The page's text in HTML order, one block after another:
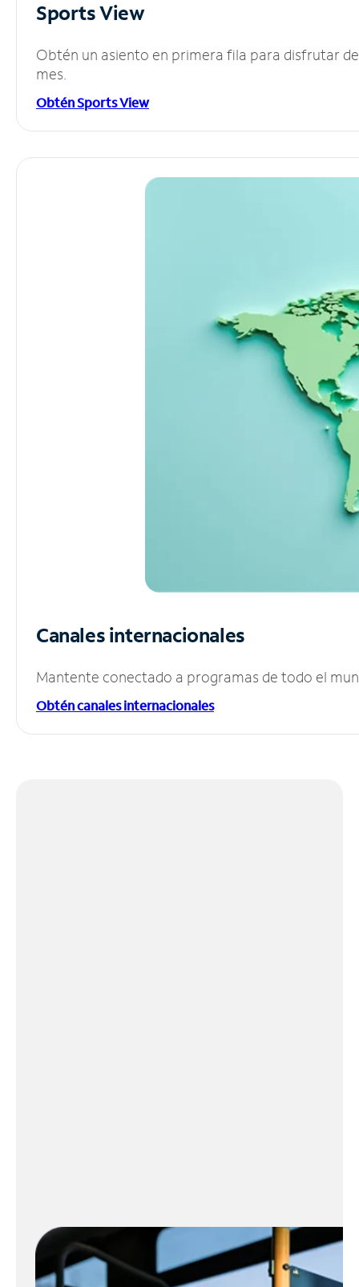
Sports View
Obtén un asiento en primera fila para disfrutar
mes.
Obtén Sports View
Canales internacionales
Mantente conectado a programas de todo el
Obtén canales internacionales